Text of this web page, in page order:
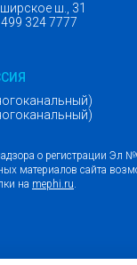
ш., 31
324 7777
для отправки email)
о регистрации Эл
материалов сайта
на mephi.ru.